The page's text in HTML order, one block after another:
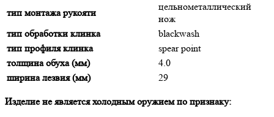
тип монтажа рукояти
цельнометаллический
нож
тип обработки клинка
blackwash
тип профиля клинка
spear point
толщина обуха (мм)
4.0
ширина лезвия (мм)
29
Изделие не является холодным оружием по признаку: